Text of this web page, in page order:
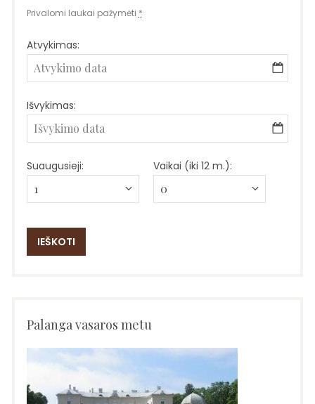
Privalomi laukai pažymėti *
Atvykimas:
Išvykimas:
Suaugusieji: Vaikai (iki 12 m.):
Palanga vasaros metu